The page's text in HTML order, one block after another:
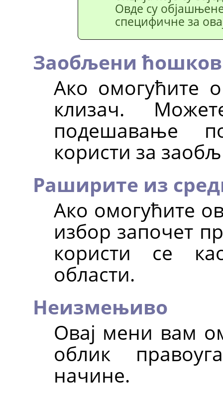
Овде су
специфичне за
Заобљени
Ако омогућите
клизач.
подешавање
користи за
Раширите из
Ако омогућите
избор започет
користи се
области.
Неизмењиво
Овај мени вам
облик
начине.